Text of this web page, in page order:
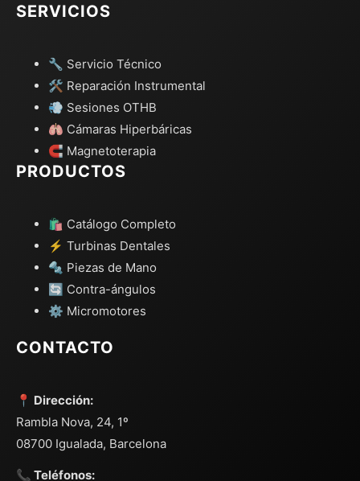
SERVICIOS
🔧 Servicio Técnico
🛠️ Reparación Instrumental
💨 Sesiones OTHB
🫁 Cámaras Hiperbáricas
🧲 Magnetoterapia
PRODUCTOS
🛍️ Catálogo Completo
⚡ Turbinas Dentales
🔩 Piezas de Mano
🔄 Contra-ángulos
⚙️ Micromotores
CONTACTO
📍 Dirección:
Rambla Nova, 24, 1º
08700 Igualada, Barcelona
📞 Teléfonos: